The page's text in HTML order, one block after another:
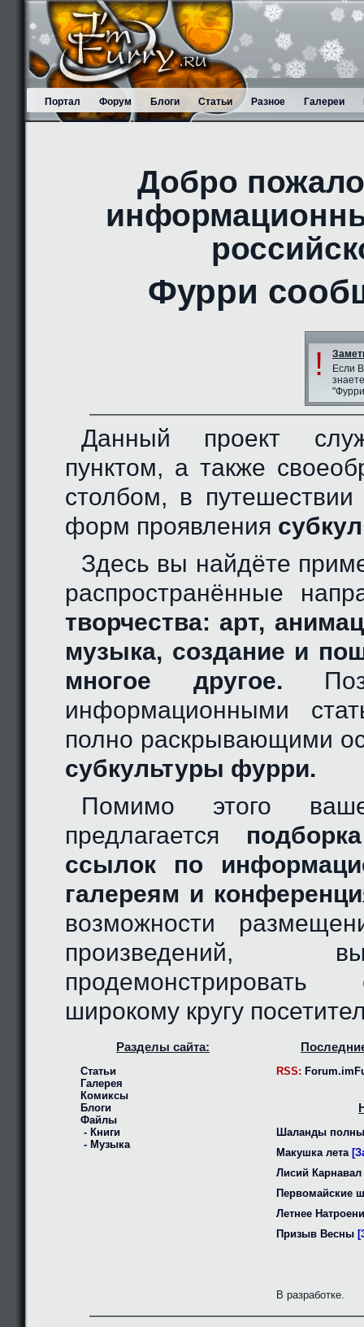
Портал Форум Блоги Статьи Разное Галереи
Добро
Фурри
!
Если
Данный проект
пунктом, а также
столбом, в
форм проявления
Здесь вы найдёте
распространённые
творчества: арт,
музыка, создание и
многое другое.
информационными
полно раскрывающими
субкультуры фурри.
Помимо этого
предлагается
ссылок по
галереям и
возможности
произведений,
широкому кругу
Разделы сайта:
Статьи
Галерея
Комиксы
Блоги
Файлы
- Книги
- Музыка
RSS:
Шаланды
Макушка лета
Лисий Карнавал
Первомайские
Летнее
Призыв Весны
В разработке.